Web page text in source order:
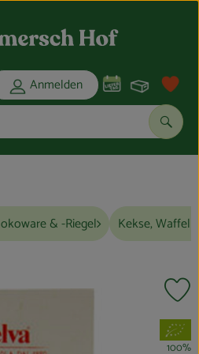
Anmelden
öffnen oder
Bio-Kochkisten
& -Riegel Kekse,
, Verband:
100%